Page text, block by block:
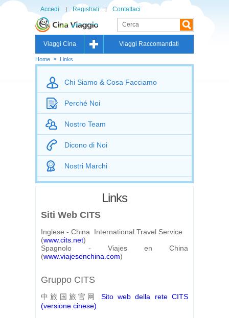
Accedi Registrati Contattaci
Viaggi Cina Viaggi Raccomandati
Home > Links
Chi Siamo & Cosa Facciamo
Perché Noi
Nostro Team
Dicono di Noi
Nostri Marchi
Links
Siti Web CITS
Inglese - China International Travel Service
(www.cits.net)
Spagnolo - Viajes en China
(www.viajesenchina.com)
Gruppo CITS
中旅国旅官网 Sito web della rete CITS
(versione cinese)